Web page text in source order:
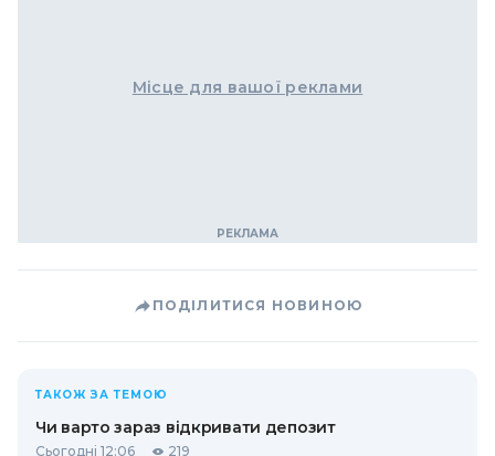
Місце для вашої реклами
ПОДІЛИТИСЯ НОВИНОЮ
ТАКОЖ ЗА ТЕМОЮ
Чи варто зараз відкривати депозит
Сьогодні 12:06 219